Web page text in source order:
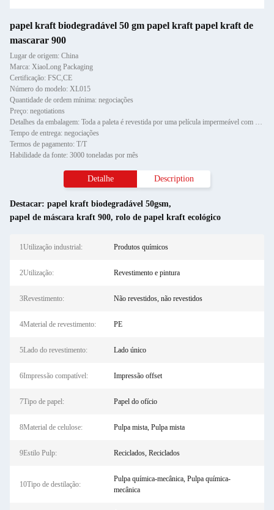
papel kraft biodegradável 50 gm papel kraft papel kraft de
mascarar 900
Lugar de origem: China
Marca: XiaoLong Packaging
Certificação: FSC,CE
Número do modelo: XL015
Quantidade de ordem mínima: negociações
Preço: negotiations
Detalhes da embalagem: Toda a paleta é revestida por uma película impermeável com protetor de canto de papel e fixada por d
Tempo de entrega: negociações
Termos de pagamento: T/T
Habilidade da fonte: 3000 toneladas por mês
Detalhe Description
Destacar: papel kraft biodegradável 50gsm,
papel de máscara kraft 900, rolo de papel kraft ecológico
1Utilização industrial: Produtos químicos
2Utilização: Revestimento e pintura
3Revestimento: Não revestidos, não revestidos
4Material de revestimento: PE
5Lado do revestimento: Lado único
6Impressão compatível: Impressão offset
7Tipo de papel: Papel do ofício
8Material de celulose: Pulpa mista, Pulpa mista
9Estilo Pulp: Reciclados, Reciclados
10Tipo de destilação:
Pulpa química-mecânica, Pulpa química-
mecânica